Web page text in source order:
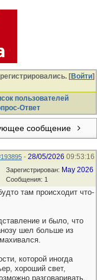
[Войти]
пользователей
Ответ
сообщение
- 28/05/2026 09:53:16
Зарегистрирован: May 2026
Сообщения: 1
там происходит что-
и было, что
шел больше из
которой иногда
хороший свет,
разговаривать,